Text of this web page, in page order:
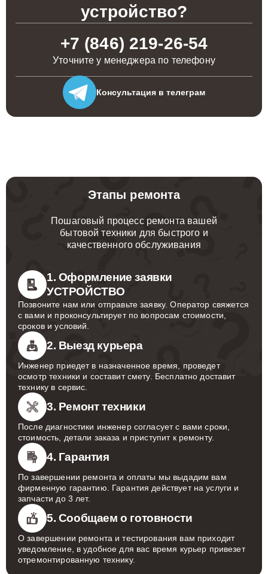
устройство?
+7 (846) 219-26-54
Уточните у менеджера по телефону
Консультация в телеграм
Этапы ремонта
Пошаговый процесс ремонта вашей
бытовой техники для быстрого и
качественного обслуживания
1. Оформление заявки
УСТРОЙСТВО
Позвоните нам или отправьте заявку. Оператор свяжется
с вами и проконсультирует по вопросам стоимости,
сроков и условий.
2. Выезд курьера
Инженер приедет в назначенное время, проведет
осмотр техники и составит смету. Бесплатно доставит
технику в сервис.
3. Ремонт техники
После диагностики инженер согласует с вами сроки,
стоимость, детали заказа и приступит к ремонту.
4. Гарантия
По завершении ремонта и оплаты мы выдадим вам
фирменную гарантию. Гарантия действует на услуги и
запчасти до 3 лет.
5. Сообщаем о готовности
О завершении ремонта и тестирования вам приходит
уведомление, в удобное для вас время курьер привезет
отремонтированную технику.